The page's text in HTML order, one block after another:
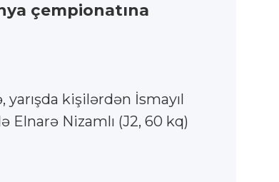
çempionatına
kişilərdən İsmayıl
Elnarə Nizamlı (J2, 60 kq)